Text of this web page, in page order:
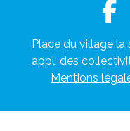
Place du village
appli des
Mentions